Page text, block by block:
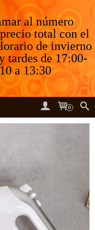
al número
total con el
de invierno
tardes de 17:00-
a 13:30
0